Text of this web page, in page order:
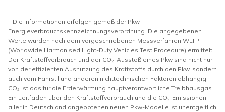
I. Die Informationen erfolgen gemäß der Pkw-
Energieverbrauchskennzeichnungsverordnung. Die angegebenen
Werte wurden nach dem vorgeschriebenen Messverfahren WLTP
(Worldwide Harmonised Light-Duty Vehicles Test Procedure) ermittelt.
Der Kraftstoffverbrauch und der CO₂-Ausstoß eines Pkw sind nicht nur
von der effizienten Ausnutzung des Kraftstoffs durch den Pkw, sondern
auch vom Fahrstil und anderen nichttechnischen Faktoren abhängig.
CO₂ ist das für die Erderwärmung hauptverantwortliche Treibhausgas.
Ein Leitfaden über den Kraftstoffverbrauch und die CO₂-Emissionen
aller in Deutschland angebotenen neuen Pkw-Modelle ist unentgeltlich